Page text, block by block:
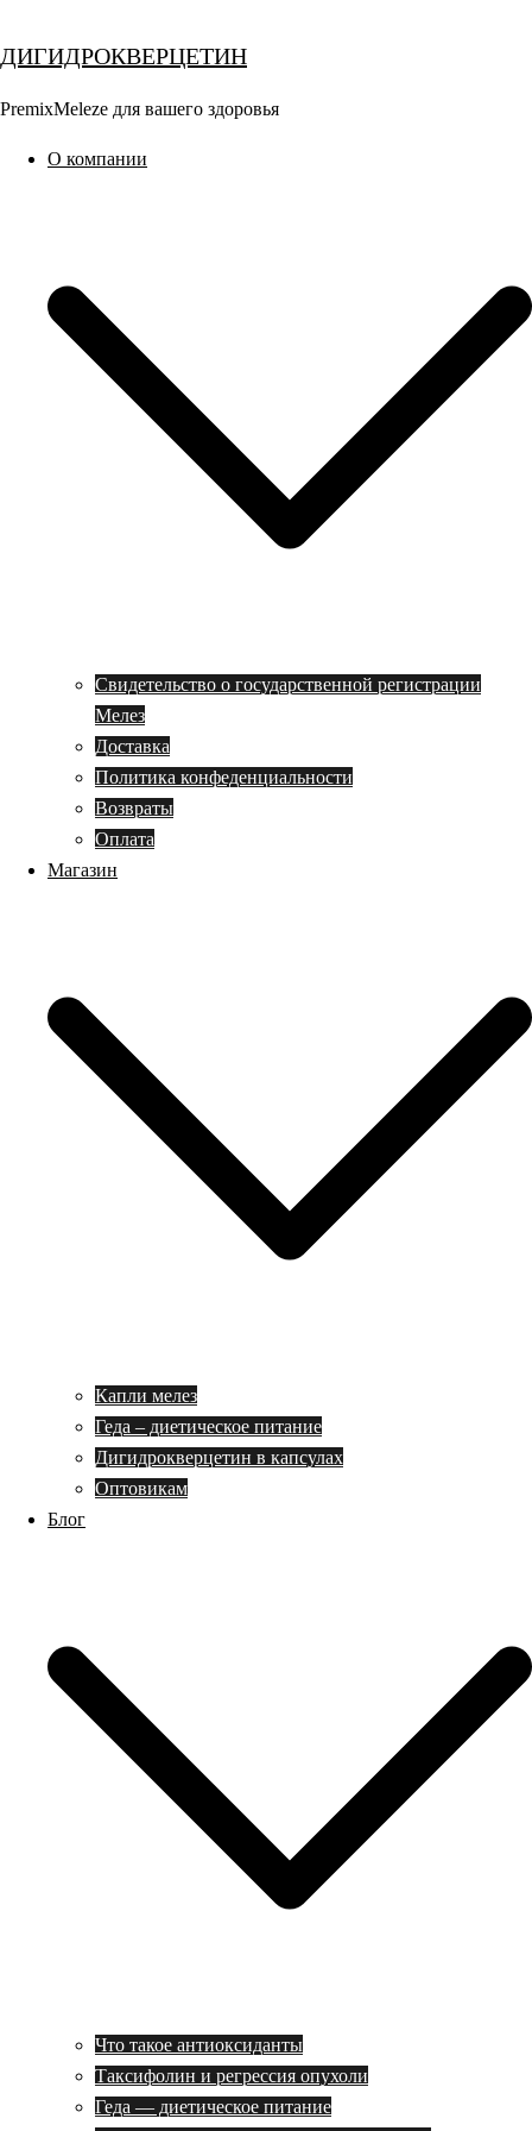
к
содержимому
ДИГИДРОКВЕРЦЕТИН
PremixMeleze для вашего здоровья
О компании
Свидетельство о государственной регистрации
Мелез
Доставка
Политика конфеденциальности
Возвраты
Оплата
Магазин
Капли мелез
Геда – диетическое питание
Дигидрокверцетин в капсулах
Оптовикам
Блог
Что такое антиоксиданты
Таксифолин и регрессия опухоли
Геда — диетическое питание